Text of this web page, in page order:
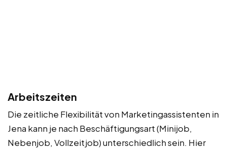
Arbeitszeiten
Die zeitliche Flexibilität von Marketingassistenten in
Jena kann je nach Beschäftigungsart (Minijob,
Nebenjob, Vollzeitjob) unterschiedlich sein. Hier